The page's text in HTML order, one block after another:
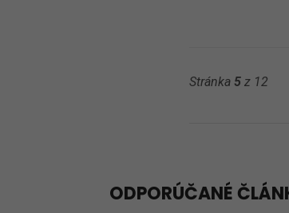
Stránka 5 z 12
ODPORÚČANÉ